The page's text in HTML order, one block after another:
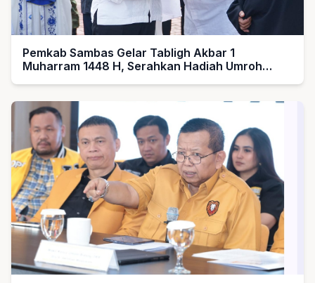
Pemkab Sambas Gelar Tabligh Akbar 1
Muharram 1448 H, Serahkan Hadiah Umroh